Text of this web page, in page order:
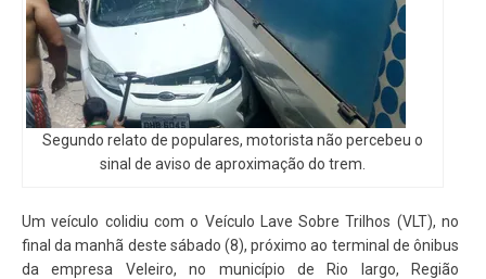
Segundo relato de populares, motorista não percebeu o
sinal de aviso de aproximação do trem.
Um veículo colidiu com o Veículo Lave Sobre Trilhos (VLT), no
final da manhã deste sábado (8), próximo ao terminal de ônibus
da empresa Veleiro, no município de Rio largo, Região